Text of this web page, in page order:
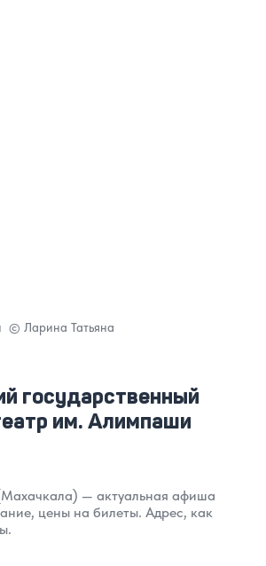
государственный
им. Алимпаши
— актуальная афиша
цены на билеты. Адрес, как
© Ларина Татьяна